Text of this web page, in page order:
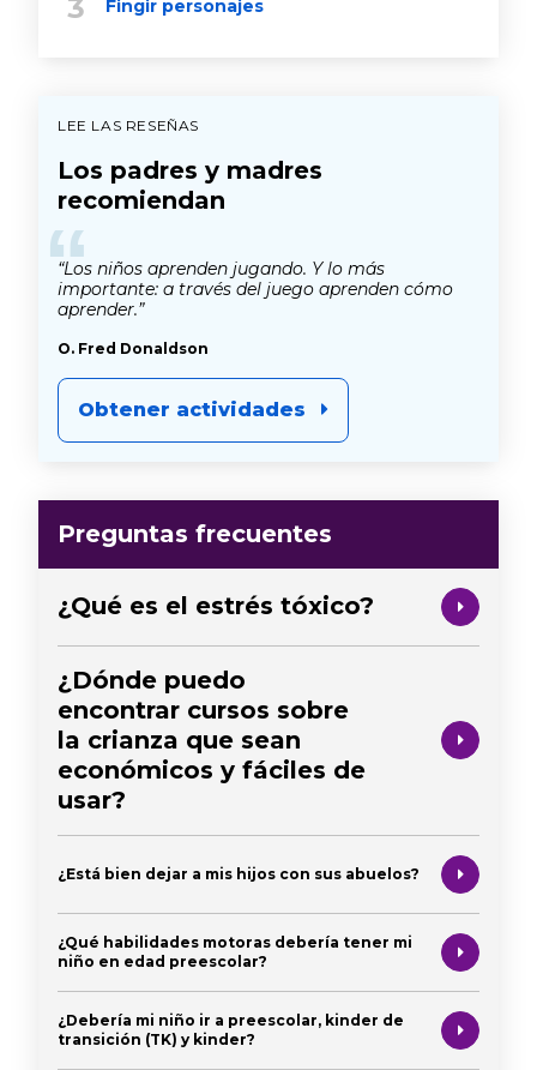
Fingir personajes
LEE LAS RESEÑAS
Los padres y madres
recomiendan
“
“Los niños aprenden jugando. Y lo más
importante: a través del juego aprenden cómo
aprender.”
O. Fred Donaldson
Obtener actividades
Preguntas frecuentes
¿Qué es el estrés tóxico?
¿Dónde puedo
encontrar cursos sobre
la crianza que sean
económicos y fáciles de
usar?
¿Está bien dejar a mis hijos con sus abuelos?
¿Qué habilidades motoras debería tener mi
niño en edad preescolar?
¿Debería mi niño ir a preescolar, kinder de
transición (TK) y kinder?